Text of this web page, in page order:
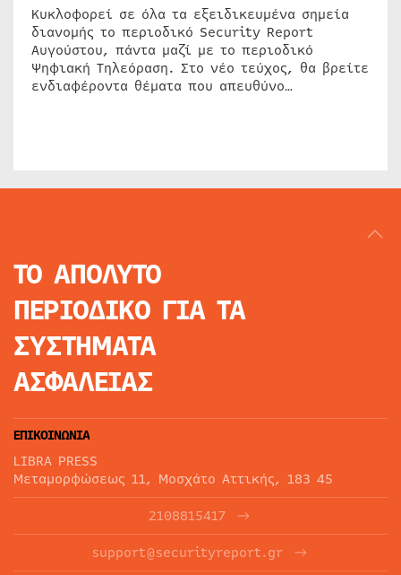
Κυκλοφορεί σε όλα τα εξειδικευμένα σημεία
διανομής το περιοδικό Security Report
Αυγούστου, πάντα μαζί με το περιοδικό
Ψηφιακή Τηλεόραση. Στο νέο τεύχος, θα βρείτε
ενδιαφέροντα θέματα που απευθύνο…
ΤΟ ΑΠΟΛΥΤΟ
ΠΕΡΙΟΔΙΚΟ ΓΙΑ ΤΑ
ΣΥΣΤΗΜΑΤΑ
ΑΣΦΑΛΕΙΑΣ
ΕΠΙΚΟΙΝΩΝΙΑ
LIBRA PRESS
Μεταμορφώσεως 11, Μοσχάτο Αττικής, 183 45
2108815417
support@securityreport.gr